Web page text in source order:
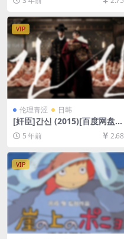
资源][网盘在线播放/下载][MP
4/6.9GB][中文字幕]
VIP
伦理青涩 日韩
[奸臣]간신 (2015)[百度网盘
+迅雷云盘资源1080P超清][M
P4/8.4GB][韩语中字]【视频
密码）】
5 年前 2.68
VIP